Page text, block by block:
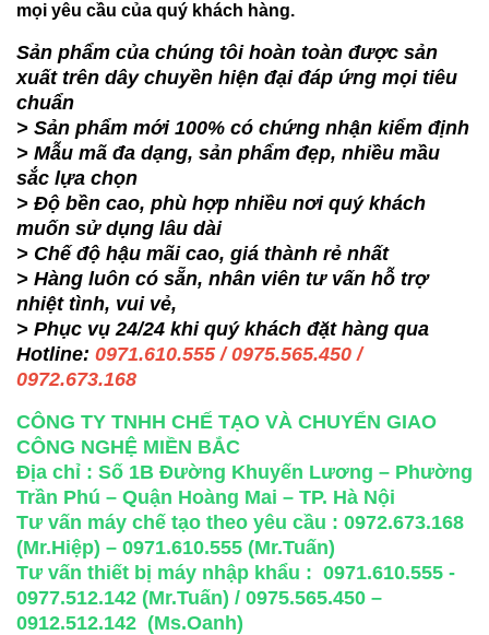
mọi yêu cầu của quý khách hàng.
Sản phẩm của chúng tôi hoàn toàn được sản
xuất trên dây chuyền hiện đại đáp ứng mọi tiêu
chuẩn
> Sản phẩm mới 100% có chứng nhận kiểm định
> Mẫu mã đa dạng, sản phẩm đẹp, nhiều mầu
sắc lựa chọn
> Độ bền cao, phù hợp nhiều nơi quý khách
muốn sử dụng lâu dài
> Chế độ hậu mãi cao, giá thành rẻ nhất
> Hàng luôn có sẵn, nhân viên tư vấn hỗ trợ
nhiệt tình, vui vẻ,
> Phục vụ 24/24 khi quý khách đặt hàng qua
Hotline: 0971.610.555 / 0975.565.450 /
0972.673.168
CÔNG TY TNHH CHẾ TẠO VÀ CHUYỂN GIAO
CÔNG NGHỆ MIỀN BẮC
Địa chỉ : Số 1B Đường Khuyến Lương – Phường
Trần Phú – Quận Hoàng Mai – TP. Hà Nội
Tư vấn máy chế tạo theo yêu cầu : 0972.673.168
(Mr.Hiệp) – 0971.610.555 (Mr.Tuấn)
Tư vấn thiết bị máy nhập khẩu : 0971.610.555 -
0977.512.142 (Mr.Tuấn) / 0975.565.450 –
0912.512.142 (Ms.Oanh)